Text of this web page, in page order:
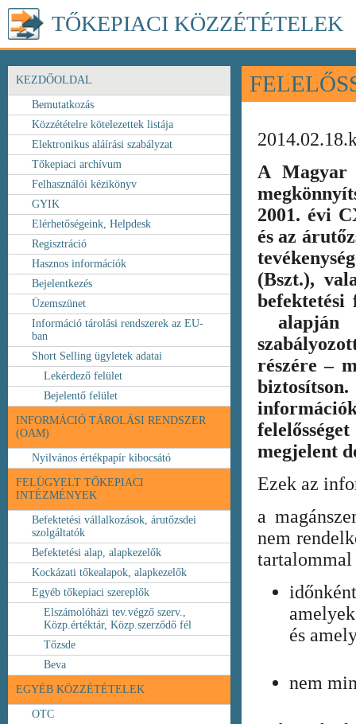
TŐKEPIACI KÖZZÉTÉTELEK
KEZDŐOLDAL
Bemutatkozás
Közzétételre kötelezettek listája
Elektronikus aláírási szabályzat
Tőkepiaci archívum
Felhasználói kézikönyv
GYIK
Elérhetőségeink, Helpdesk
Regisztráció
Hasznos információk
Bejelentkezés
Üzemszünet
Információ tárolási rendszerek az EU-
ban
Short Selling ügyletek adatai
Lekérdező felület
Bejelentő felület
INFORMÁCIÓ TÁROLÁSI RENDSZER
(OAM)
Nyilvános értékpapír kibocsátó
FELÜGYELT TŐKEPIACI
INTÉZMÉNYEK
Befektetési vállalkozások, árutőzsdei
szolgáltatók
Befektetési alap, alapkezelők
Kockázati tőkealapok, alapkezelők
Egyéb tőkepiaci szereplők
Elszámolóházi tev.végző szerv.,
Közp.értéktár, Közp.szerződő fél
Tőzsde
Beva
EGYÉB KÖZZÉTÉTELEK
OTC
A Magyar
2001. évi
és az
(Bszt.),
alapján
részére –
megjelent
Ezek az
a
nem
és
nem